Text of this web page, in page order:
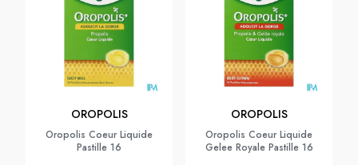
OROPOLIS
Oropolis Coeur Liquide
Pastille 16
OROPOLIS
Oropolis Coeur Liquide
Gelee Royale Pastille 16